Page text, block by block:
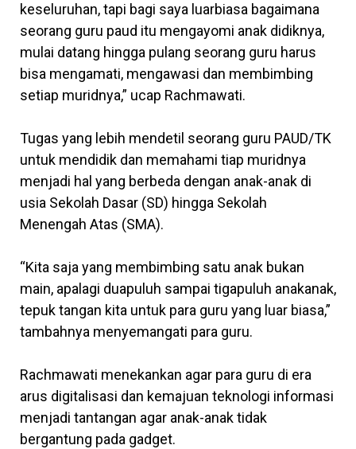
keseluruhan, tapi bagi saya luarbiasa bagaimana
seorang guru paud itu mengayomi anak didiknya,
mulai datang hingga pulang seorang guru harus
bisa mengamati, mengawasi dan membimbing
setiap muridnya,” ucap Rachmawati.
Tugas yang lebih mendetil seorang guru PAUD/TK
untuk mendidik dan memahami tiap muridnya
menjadi hal yang berbeda dengan anak-anak di
usia Sekolah Dasar (SD) hingga Sekolah
Menengah Atas (SMA).
“Kita saja yang membimbing satu anak bukan
main, apalagi duapuluh sampai tigapuluh anakanak,
tepuk tangan kita untuk para guru yang luar biasa,”
tambahnya menyemangati para guru.
Rachmawati menekankan agar para guru di era
arus digitalisasi dan kemajuan teknologi informasi
menjadi tantangan agar anak-anak tidak
bergantung pada gadget.